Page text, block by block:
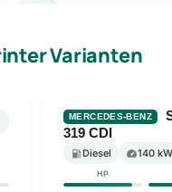
Varianten
MERCEDES-BENZ
319 CDI
Diesel 140
HP